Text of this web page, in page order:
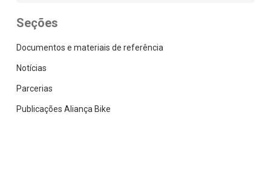
Seções
Documentos e materiais de referência
Notícias
Parcerias
Publicações Aliança Bike